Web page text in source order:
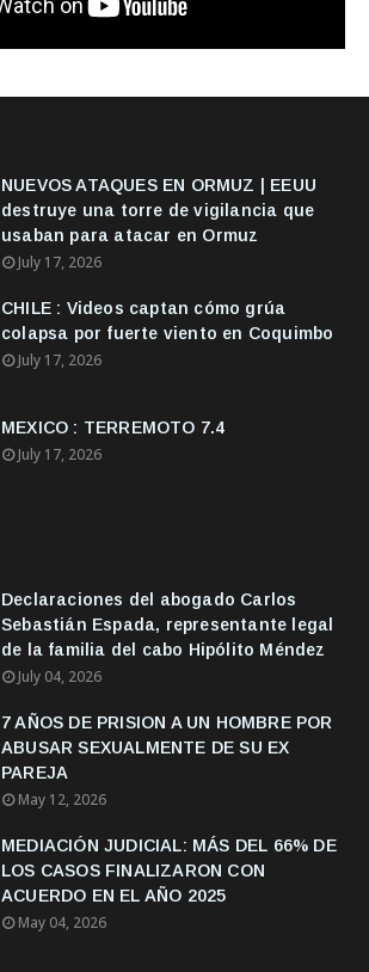
NUEVOS ATAQUES EN ORMUZ | EEUU
destruye una torre de vigilancia que
usaban para atacar en Ormuz
July 17, 2026
CHILE : Videos captan cómo grúa
colapsa por fuerte viento en Coquimbo
July 17, 2026
MEXICO : TERREMOTO 7.4
July 17, 2026
Declaraciones del abogado Carlos
Sebastián Espada, representante legal
de la familia del cabo Hipólito Méndez
July 04, 2026
7 AÑOS DE PRISION A UN HOMBRE POR
ABUSAR SEXUALMENTE DE SU EX
PAREJA
May 12, 2026
MEDIACIÓN JUDICIAL: MÁS DEL 66% DE
LOS CASOS FINALIZARON CON
ACUERDO EN EL AÑO 2025
May 04, 2026